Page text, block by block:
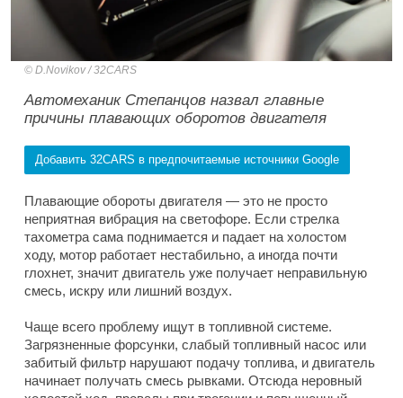
D.Novikov / 32CARS
Автомеханик Степанцов назвал главные
причины плавающих оборотов двигателя
Добавить 32CARS в предпочитаемые источники Google
Плавающие обороты двигателя — это не просто
неприятная вибрация на светофоре. Если стрелка
тахометра сама поднимается и падает на холостом
ходу, мотор работает нестабильно, а иногда почти
глохнет, значит двигатель уже получает неправильную
смесь, искру или лишний воздух.
Чаще всего проблему ищут в топливной системе.
Загрязненные форсунки, слабый топливный насос или
забитый фильтр нарушают подачу топлива, и двигатель
начинает получать смесь рывками. Отсюда неровный